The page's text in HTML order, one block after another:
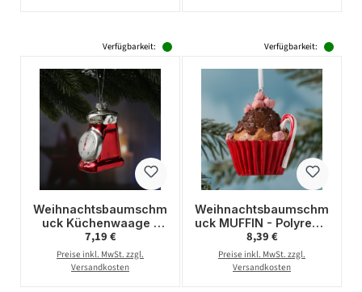
Verfügbarkeit:
Weihnachtsbaumschm
uck Küchenwaage -
Glas -
Christbaumschmuck -
H: 13cm - rot
Regulärer Preis:
7,19 €
Preise inkl. MwSt. zzgl.
Versandkosten
Verfügbarkeit:
Weihnachtsbaumschm
uck MUFFIN - Polyresin
- inkl. Aufhänger -
matt - H: 8cm - braun
Regulärer Preis:
8,39 €
Preise inkl. MwSt. zzgl.
Versandkosten